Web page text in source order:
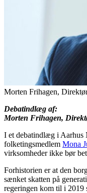
Morten Frihagen,
Debatindlæg af:
Morten Frihagen,
I et debatindlæg i Aarhus
folketingsmedlem Mona
virksomheder ikke bør
Forhistorien er at den
sænket skatten på
regeringen kom til i 2019